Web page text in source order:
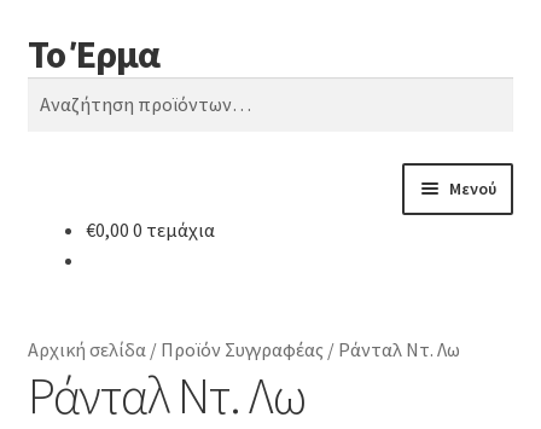
Απευθείας
μετάβαση
στην
Μετάβαση
σε
περιεχόμενο
Το Έρμα
Αναζήτηση
Αναζήτηση
Μενού
Κατηγορίες Βιβλίων
€0,00 0 τεμάχια
Αρχική σελίδα/ Προϊόν Συγγραφέας / Ράνταλ Ντ. Λω
Ράνταλ Ντ. Λω